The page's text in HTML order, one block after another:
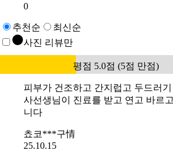
0
추천순
최신순
사진 리뷰만
평점 5.0점 (5점 만점)
피부가 건조하고 간지럽고 두드러
사선생님이 진료를 받고 연고 바르
니다
쵸코***구情
25.10.15